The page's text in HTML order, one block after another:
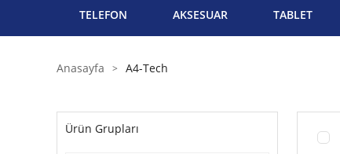
TELEFON AKSESUAR TABLET
Anasayfa A4-Tech
Ürün Grupları